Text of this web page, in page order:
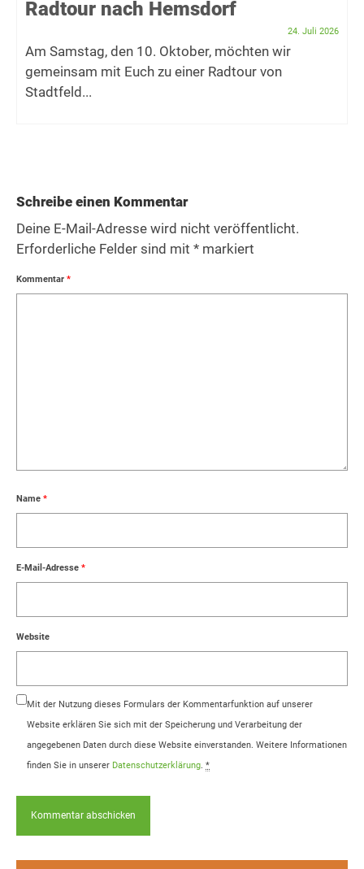
Radtour nach Hemsdorf
24. Juli 2026
Am Samstag, den 10. Oktober, möchten wir
gemeinsam mit Euch zu einer Radtour von
Stadtfeld...
Schreibe einen Kommentar
Deine E-Mail-Adresse wird nicht veröffentlicht.
Erforderliche Felder sind mit * markiert
Kommentar *
Name *
E-Mail-Adresse *
Website
Mit der Nutzung dieses Formulars der Kommentarfunktion auf unserer
Website erklären Sie sich mit der Speicherung und Verarbeitung der
angegebenen Daten durch diese Website einverstanden. Weitere Informationen
finden Sie in unserer Datenschutzerklärung. *